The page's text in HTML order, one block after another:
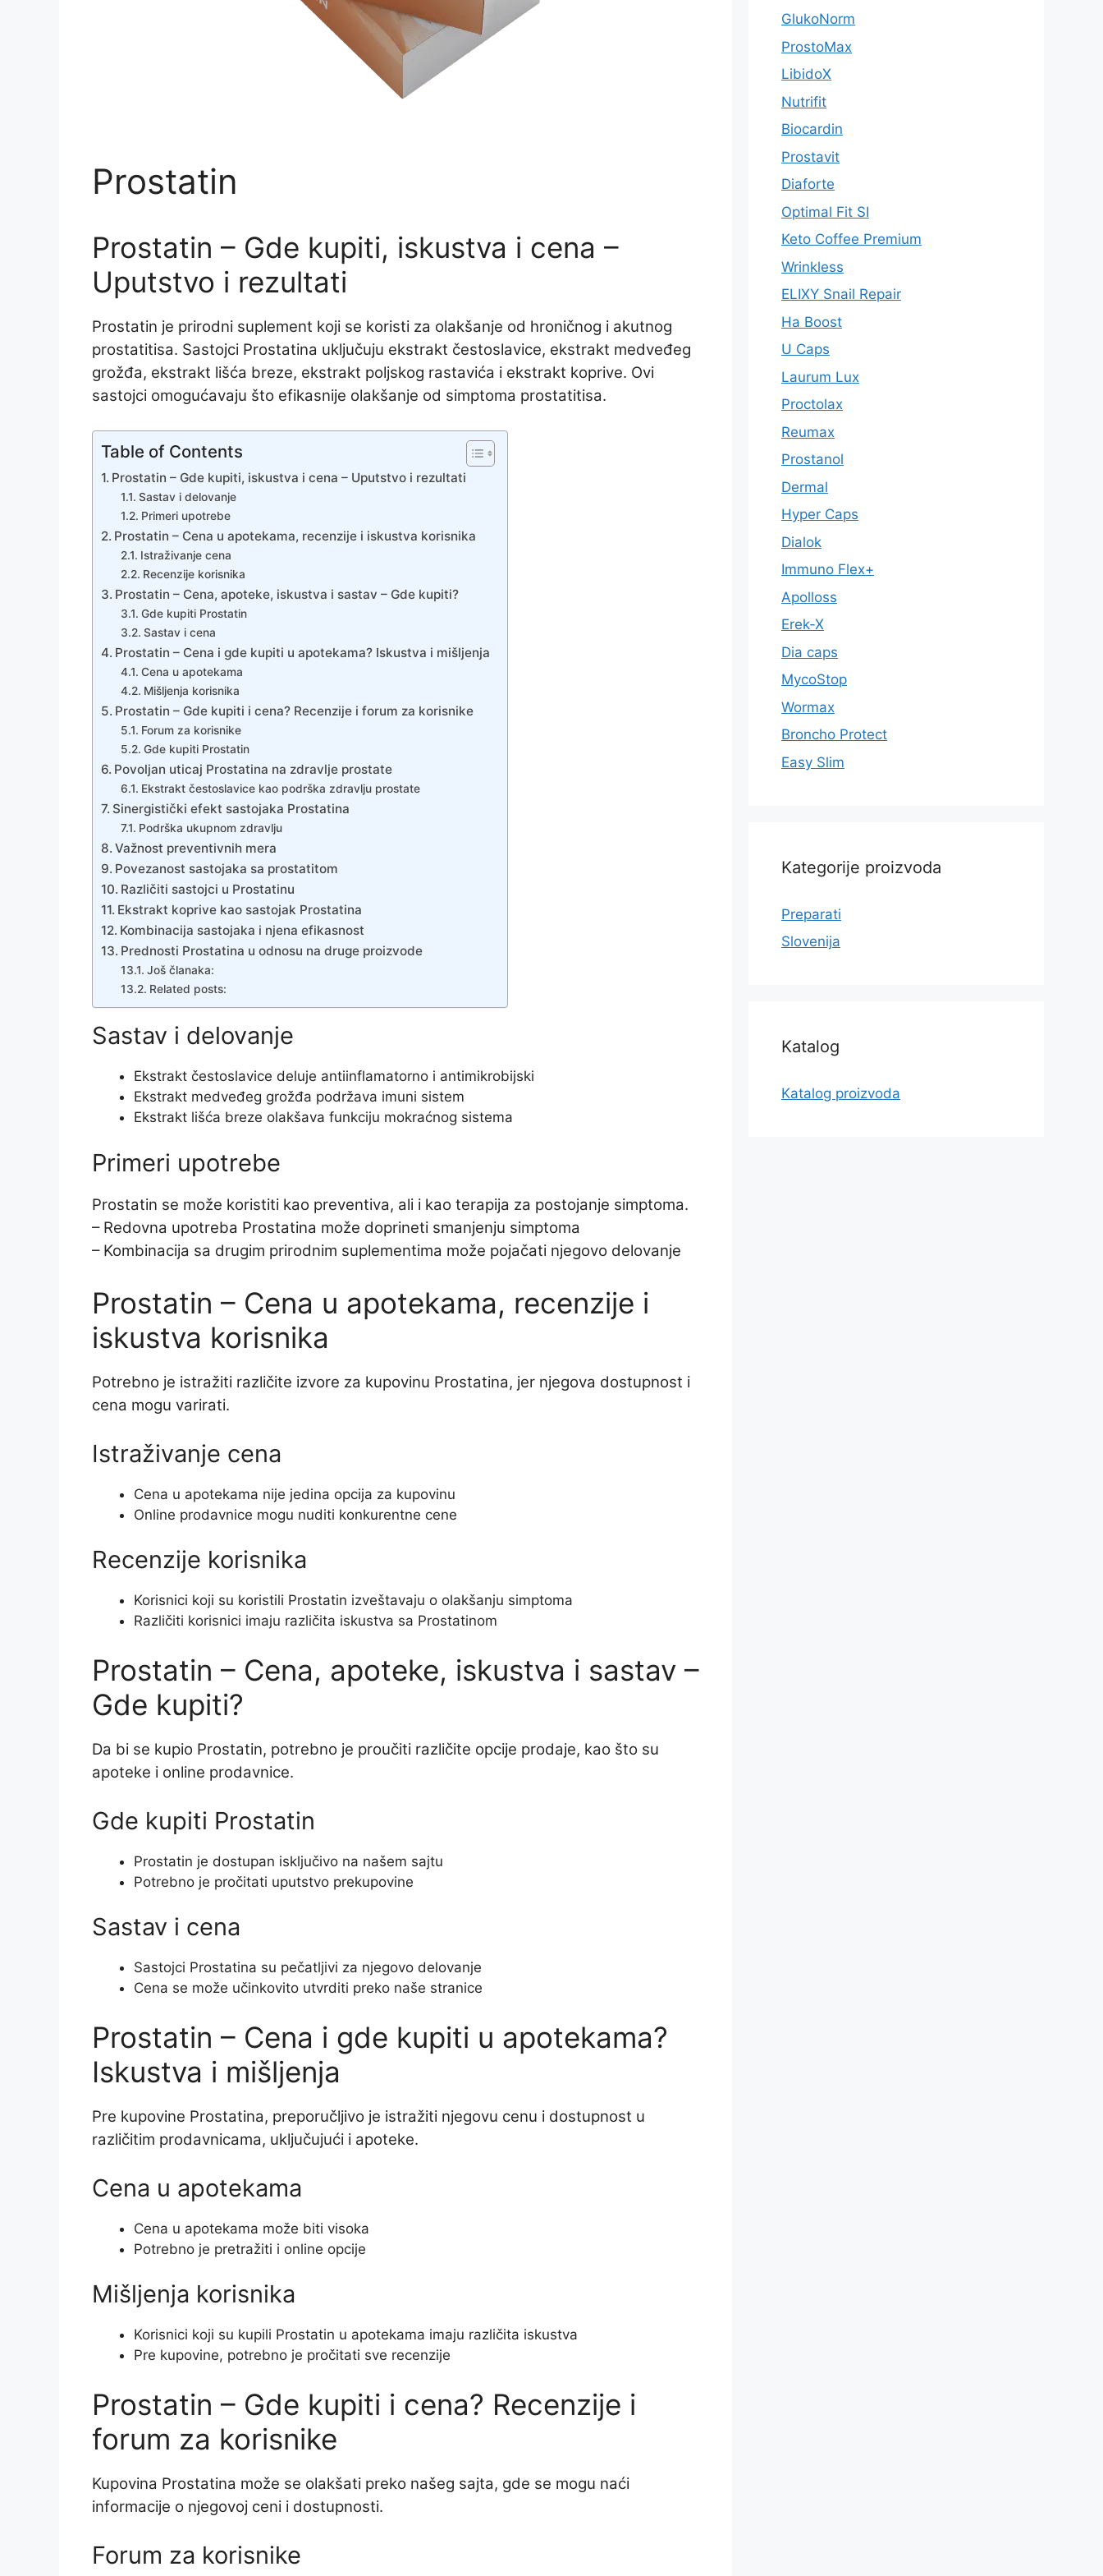
Prostatin
Prostatin – Gde kupiti, iskustva i cena –
Uputstvo i rezultati
Prostatin je prirodni suplement koji se koristi za olakšanje od hroničnog i akutnog
prostatitisa. Sastojci Prostatina uključuju ekstrakt čestoslavice, ekstrakt medveđeg
grožđa, ekstrakt lišća breze, ekstrakt poljskog rastavića i ekstrakt koprive. Ovi
sastojci omogućavaju što efikasnije olakšanje od simptoma prostatitisa.
Table of Contents
Prostatin – Gde kupiti, iskustva i cena – Uputstvo i rezultati
Sastav i delovanje
Primeri upotrebe
Prostatin – Cena u apotekama, recenzije i iskustva korisnika
Istraživanje cena
Recenzije korisnika
Prostatin – Cena, apoteke, iskustva i sastav – Gde kupiti?
Gde kupiti Prostatin
Sastav i cena
Prostatin – Cena i gde kupiti u apotekama? Iskustva i mišljenja
Cena u apotekama
Mišljenja korisnika
Prostatin – Gde kupiti i cena? Recenzije i forum za korisnike
Forum za korisnike
Gde kupiti Prostatin
Povoljan uticaj Prostatina na zdravlje prostate
Ekstrakt čestoslavice kao podrška zdravlju prostate
Sinergistički efekt sastojaka Prostatina
Podrška ukupnom zdravlju
Važnost preventivnih mera
Povezanost sastojaka sa prostatitom
Različiti sastojci u Prostatinu
Ekstrakt koprive kao sastojak Prostatina
Kombinacija sastojaka i njena efikasnost
Prednosti Prostatina u odnosu na druge proizvode
Još članaka:
Related posts:
Sastav i delovanje
Ekstrakt čestoslavice deluje antiinflamatorno i antimikrobijski
Ekstrakt medveđeg grožđa podržava imuni sistem
Ekstrakt lišća breze olakšava funkciju mokraćnog sistema
Primeri upotrebe
Prostatin se može koristiti kao preventiva, ali i kao terapija za postojanje simptoma.
– Redovna upotreba Prostatina može doprineti smanjenju simptoma
– Kombinacija sa drugim prirodnim suplementima može pojačati njegovo delovanje
Prostatin – Cena u apotekama, recenzije i
iskustva korisnika
Potrebno je istražiti različite izvore za kupovinu Prostatina, jer njegova dostupnost i
cena mogu varirati.
Istraživanje cena
Cena u apotekama nije jedina opcija za kupovinu
Online prodavnice mogu nuditi konkurentne cene
Recenzije korisnika
Korisnici koji su koristili Prostatin izveštavaju o olakšanju simptoma
Različiti korisnici imaju različita iskustva sa Prostatinom
Prostatin – Cena, apoteke, iskustva i sastav –
Gde kupiti?
Da bi se kupio Prostatin, potrebno je proučiti različite opcije prodaje, kao što su
apoteke i online prodavnice.
Gde kupiti Prostatin
Prostatin je dostupan isključivo na našem sajtu
Potrebno je pročitati uputstvo prekupovine
Sastav i cena
Sastojci Prostatina su pečatljivi za njegovo delovanje
Cena se može učinkovito utvrditi preko naše stranice
Prostatin – Cena i gde kupiti u apotekama?
Iskustva i mišljenja
Pre kupovine Prostatina, preporučljivo je istražiti njegovu cenu i dostupnost u
različitim prodavnicama, uključujući i apoteke.
Cena u apotekama
Cena u apotekama može biti visoka
Potrebno je pretražiti i online opcije
Mišljenja korisnika
Korisnici koji su kupili Prostatin u apotekama imaju različita iskustva
Pre kupovine, potrebno je pročitati sve recenzije
Prostatin – Gde kupiti i cena? Recenzije i
forum za korisnike
Kupovina Prostatina može se olakšati preko našeg sajta, gde se mogu naći
informacije o njegovoj ceni i dostupnosti.
Forum za korisnike
GlukoNorm
ProstoMax
LibidoX
Nutrifit
Biocardin
Prostavit
Diaforte
Optimal Fit SI
Keto Coffee Premium
Wrinkless
ELIXY Snail Repair
Ha Boost
U Caps
Laurum Lux
Proctolax
Reumax
Prostanol
Dermal
Hyper Caps
Dialok
Immuno Flex+
Apolloss
Erek-X
Dia caps
MycoStop
Wormax
Broncho Protect
Easy Slim
Kategorije proizvoda
Preparati
Slovenija
Katalog
Katalog proizvoda